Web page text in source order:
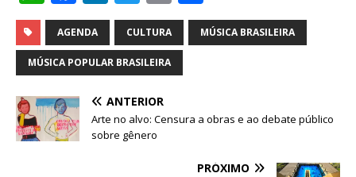
h
at
s
A
p
p
a
c
e
b
o
o
n
k
e
dI
n
w
it
te
r
m
ai
l
h
ar
AGENDA CULTURA MÚSICA BRASILEIRA
MÚSICA POPULAR BRASILEIRA
ANTERIOR
Arte no alvo: Censura a obras e ao debate público
sobre gênero
PRÓXIMO